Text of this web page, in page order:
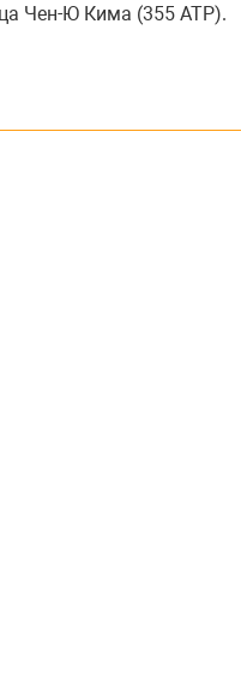
Чен-Ю Кима (355 АТР).